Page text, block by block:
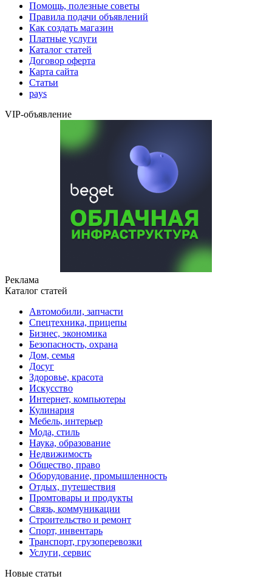
Помощь, полезные советы
Правила подачи объявлений
Как создать магазин
Платные услуги
Каталог статей
Договор оферта
Карта сайта
Статьи
pays
VIP-объявление
Реклама
Каталог статей
Автомобили, запчасти
Спецтехника, прицепы
Бизнес, экономика
Безопасность, охрана
Дом, семья
Досуг
Здоровье, красота
Искусство
Интернет, компьютеры
Кулинария
Мебель, интерьер
Мода, стиль
Наука, образование
Недвижимость
Общество, право
Оборудование, промышленность
Отдых, путешествия
Промтовары и продукты
Связь, коммуникации
Строительство и ремонт
Cпорт, инвентарь
Транспорт, грузоперевозки
Услуги, сервис
Новые статьи